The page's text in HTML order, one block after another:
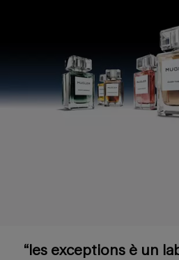
“les exceptions è un